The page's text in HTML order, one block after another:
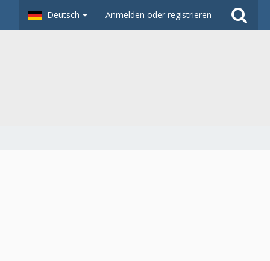
Deutsch Anmelden oder registrieren